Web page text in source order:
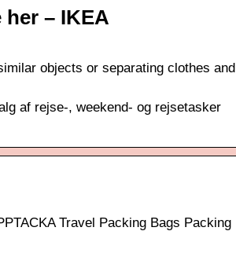
– IKEA
objects or separating clothes and
af rejse-, weekend- og rejsetasker
Travel Packing Bags Packing